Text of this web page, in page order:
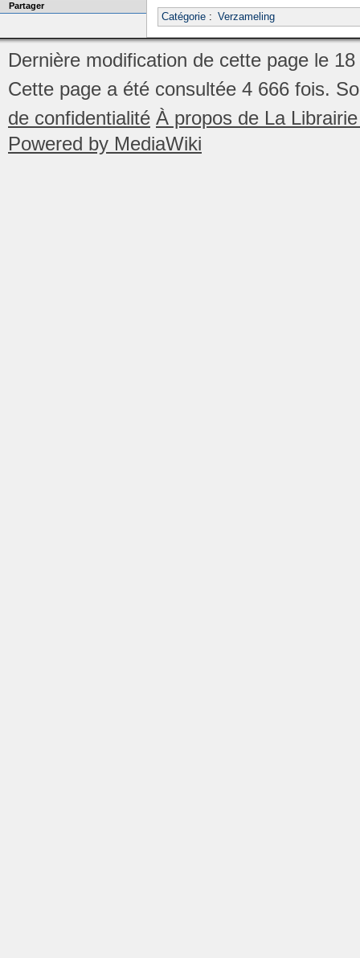
Catégorie: Verzameling
Partager
Dernière modification de cette page le
Cette page a été consultée 4 666 fois.
de confidentialité À propos de La
Powered by MediaWiki